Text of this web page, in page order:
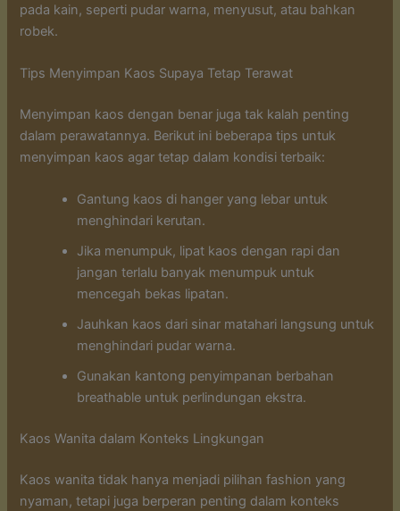
pada kain, seperti pudar warna, menyusut, atau bahkan
robek.
Tips Menyimpan Kaos Supaya Tetap Terawat
Menyimpan kaos dengan benar juga tak kalah penting
dalam perawatannya. Berikut ini beberapa tips untuk
menyimpan kaos agar tetap dalam kondisi terbaik:
Gantung kaos di hanger yang lebar untuk
menghindari kerutan.
Jika menumpuk, lipat kaos dengan rapi dan
jangan terlalu banyak menumpuk untuk
mencegah bekas lipatan.
Jauhkan kaos dari sinar matahari langsung untuk
menghindari pudar warna.
Gunakan kantong penyimpanan berbahan
breathable untuk perlindungan ekstra.
Kaos Wanita dalam Konteks Lingkungan
Kaos wanita tidak hanya menjadi pilihan fashion yang
nyaman, tetapi juga berperan penting dalam konteks